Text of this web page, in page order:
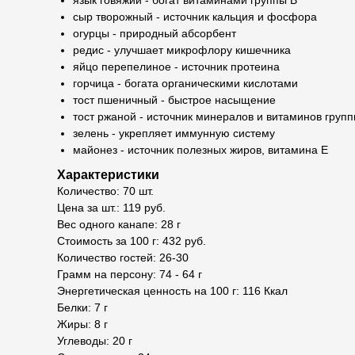
сыр творожный - источник кальция и фосфора
огурцы - природный абсорбент
редис - улучшает микрофлору кишечника
яйцо перепелиное - источник протеина
горчица - богата органическими кислотами
тост пшеничный - быстрое насыщение
тост ржаной - источник минералов и витаминов
зелень - укрепляет иммунную систему
майонез - источник полезных жиров, витамина Е
Характеристики
Количество: 70 шт.
Цена за шт.: 119 руб.
Вес одного канапе: 28 г
Стоимость за 100 г: 432 руб.
Количество гостей: 26-30
Грамм на персону: 74 - 64 г
Энергетическая ценность на 100 г: 116 Ккал
Белки: 7 г
Жиры: 8 г
Углеводы: 20 г